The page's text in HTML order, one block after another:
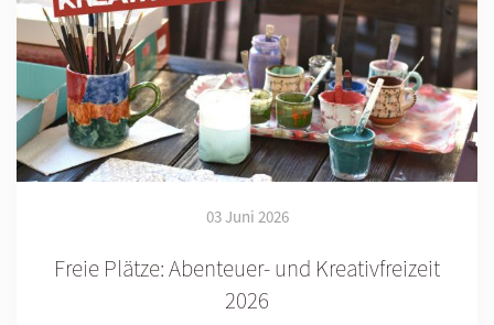
03 Juni 2026
Freie Plätze: Abenteuer- und Kreativfreizeit
2026